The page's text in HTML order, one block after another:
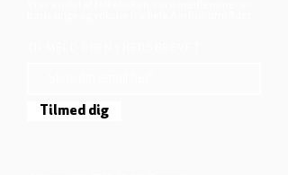
Tilmed dig